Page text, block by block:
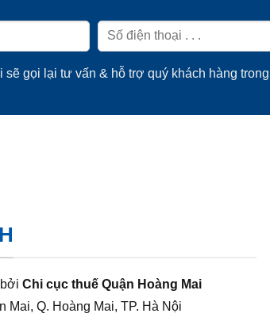
sẽ gọi lại tư vấn & hỗ trợ quý khách hàng
Chi cục thuế Quận Hoàng Mai
Mai, Q. Hoàng Mai, TP. Hà Nội